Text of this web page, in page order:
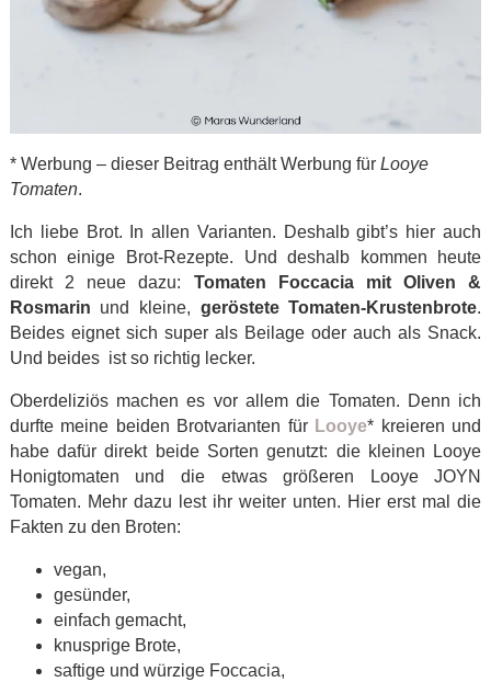
* Werbung – dieser Beitrag enthält Werbung für Looye
Tomaten.
Ich liebe Brot. In allen Varianten. Deshalb gibt’s hier auch
schon einige Brot-Rezepte. Und deshalb kommen heute
direkt 2 neue dazu: Tomaten Foccacia mit Oliven &
Rosmarin und kleine, geröstete Tomaten-Krustenbrote.
Beides eignet sich super als Beilage oder auch als Snack.
Und beides ist so richtig lecker.
Oberdeliziös machen es vor allem die Tomaten. Denn ich
durfte meine beiden Brotvarianten für Looye* kreieren und
habe dafür direkt beide Sorten genutzt: die kleinen Looye
Honigtomaten und die etwas größeren Looye JOYN
Tomaten. Mehr dazu lest ihr weiter unten. Hier erst mal die
Fakten zu den Broten:
vegan,
gesünder,
einfach gemacht,
knusprige Brote,
saftige und würzige Foccacia,